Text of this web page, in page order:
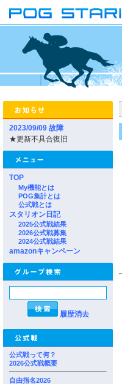
2023/09/09 故障
★更新不具合復旧
TOP
My機能とは
POG集計とは
公式戦とは
スタリオン日記
2025公式戦結果
2026公式戦募集
2024公式戦結果
amazonキャンペーン
履歴消去
公式戦って何？
2026公式戦概要
自由指名2026